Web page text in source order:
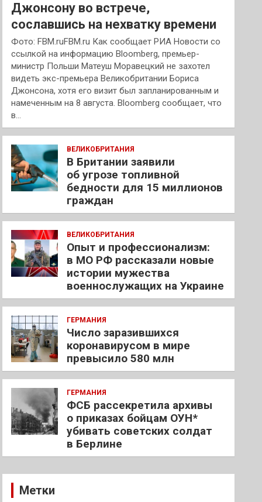
Джонсону во встрече,
сославшись на нехватку времени
Фото: FBM.ruFBM.ru Как сообщает РИА Новости со
ссылкой на информацию Bloomberg, премьер-
министр Польши Матеуш Моравецкий не захотел
видеть экс-премьера Великобритании Бориса
Джонсона, хотя его визит был запланированным и
намеченным на 8 августа. Bloomberg сообщает, что
в…
ВЕЛИКОБРИТАНИЯ
В Британии заявили
об угрозе топливной
бедности для 15 миллионов
граждан
ВЕЛИКОБРИТАНИЯ
Опыт и профессионализм:
в МО РФ рассказали новые
истории мужества
военнослужащих на Украине
ГЕРМАНИЯ
Число заразившихся
коронавирусом в мире
превысило 580 млн
ГЕРМАНИЯ
ФСБ рассекретила архивы
о приказах бойцам ОУН*
убивать советских солдат
в Берлине
Метки